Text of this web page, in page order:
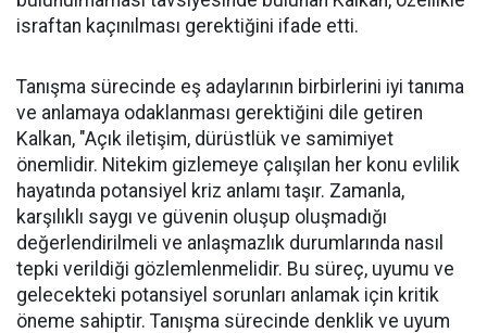
israftan kaçınılması gerektiğini ifade etti.
Tanışma sürecinde eş adaylarının birbirlerini iyi tanıma
ve anlamaya odaklanması gerektiğini dile getiren
Kalkan, "Açık iletişim, dürüstlük ve samimiyet
önemlidir. Nitekim gizlemeye çalışılan her konu evlilik
hayatında potansiyel kriz anlamı taşır. Zamanla,
karşılıklı saygı ve güvenin oluşup oluşmadığı
değerlendirilmeli ve anlaşmazlık durumlarında nasıl
tepki verildiği gözlemlenmelidir. Bu süreç, uyumu ve
gelecekteki potansiyel sorunları anlamak için kritik
öneme sahiptir. Tanışma sürecinde denklik ve uyum